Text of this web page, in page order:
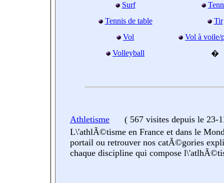
Surf
Tennis de table
Tir
Vol
Vol à voile/
Volleyball
�
Athletisme ( 567 visites depuis le 23-
L\'athlÃ©tisme en France et dans le
portail ou retrouver nos catÃ©gories
chaque discipline qui compose